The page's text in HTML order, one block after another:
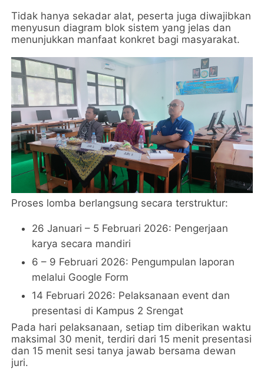
Tidak hanya sekadar alat, peserta juga diwajibkan
menyusun diagram blok sistem yang jelas dan
menunjukkan manfaat konkret bagi masyarakat.
Proses lomba berlangsung secara terstruktur:
26 Januari – 5 Februari 2026: Pengerjaan
karya secara mandiri
6 – 9 Februari 2026: Pengumpulan laporan
melalui Google Form
14 Februari 2026: Pelaksanaan event dan
presentasi di Kampus 2 Srengat
Pada hari pelaksanaan, setiap tim diberikan waktu
maksimal 30 menit, terdiri dari 15 menit presentasi
dan 15 menit sesi tanya jawab bersama dewan
juri.